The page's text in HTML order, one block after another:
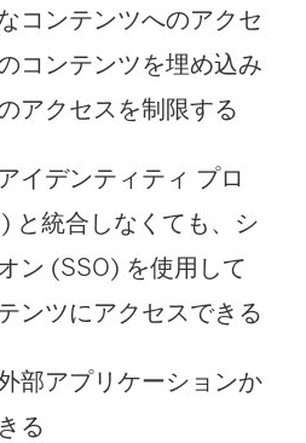
コンテンツへのアクセ
コンテンツを埋め込み
アクセスを制限する
イデンティティ プロ
と統合しなくても、シ
ン (SSO) を使用して
ンツにアクセスできる
部アプリケーションか
る